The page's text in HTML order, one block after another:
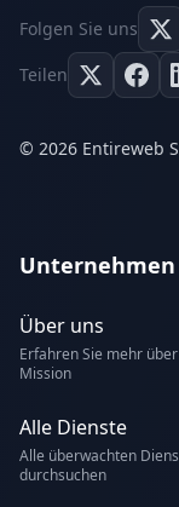
Folgen Sie uns
Teilen
© 2026 Entireweb
Unternehmen
Über uns
Erfahren Sie mehr
Mission
Alle Dienste
Alle überwachten
durchsuchen